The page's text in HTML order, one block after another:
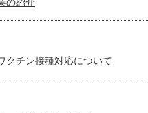
クチン接種対応について